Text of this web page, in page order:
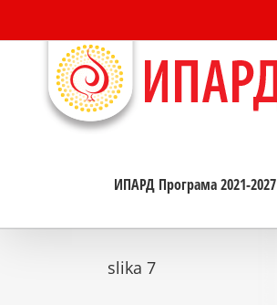
content
ИПАРД Програма 2021-2027
slika 7